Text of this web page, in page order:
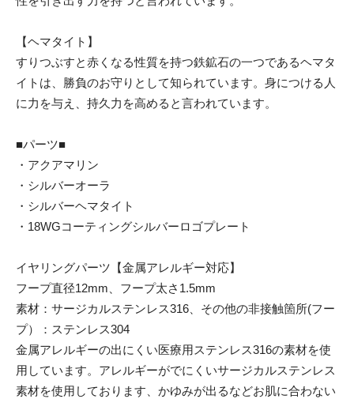
【ヘマタイト】
すりつぶすと赤くなる性質を持つ鉄鉱石の一つであるヘマタ
イトは、勝負のお守りとして知られています。身につける人
に力を与え、持久力を高めると言われています。
■パーツ■
・アクアマリン
・シルバーオーラ
・シルバーヘマタイト
・18WGコーティングシルバーロゴプレート
イヤリングパーツ【金属アレルギー対応】
フープ直径12mm、フープ太さ1.5mm
素材：サージカルステンレス316、その他の非接触箇所(フー
プ）：ステンレス304
金属アレルギーの出にくい医療用ステンレス316の素材を使
用しています。アレルギーがでにくいサージカルステンレス
素材を使用しております、かゆみが出るなどお肌に合わない